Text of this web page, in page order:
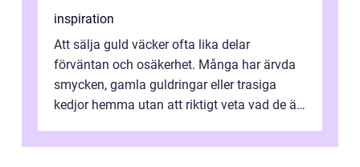
inspiration
Att sälja guld väcker ofta lika delar
förväntan och osäkerhet. Många har ärvda
smycken, gamla guldringar eller trasiga
kedjor hemma utan att riktigt veta vad de är